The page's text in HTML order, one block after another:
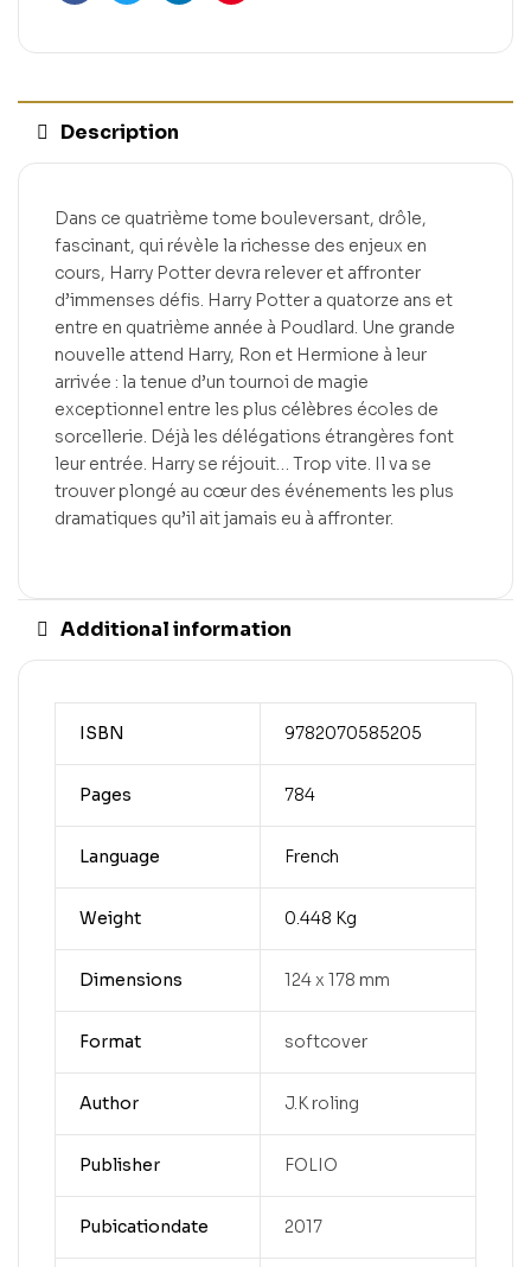
Description
Dans ce quatrième tome bouleversant, drôle,
fascinant, qui révèle la richesse des enjeux en
cours, Harry Potter devra relever et affronter
d’immenses défis. Harry Potter a quatorze ans et
entre en quatrième année à Poudlard. Une grande
nouvelle attend Harry, Ron et Hermione à leur
arrivée : la tenue d’un tournoi de magie
exceptionnel entre les plus célèbres écoles de
sorcellerie. Déjà les délégations étrangères font
leur entrée. Harry se réjouit… Trop vite. Il va se
trouver plongé au cœur des événements les plus
dramatiques qu’il ait jamais eu à affronter.
Additional information
ISBN 9782070585205
Pages 784
Language French
Weight 0.448 Kg
Dimensions 124 x 178 mm
Format softcover
Author J.K roling
Publisher FOLIO
Pubicationdate 2017